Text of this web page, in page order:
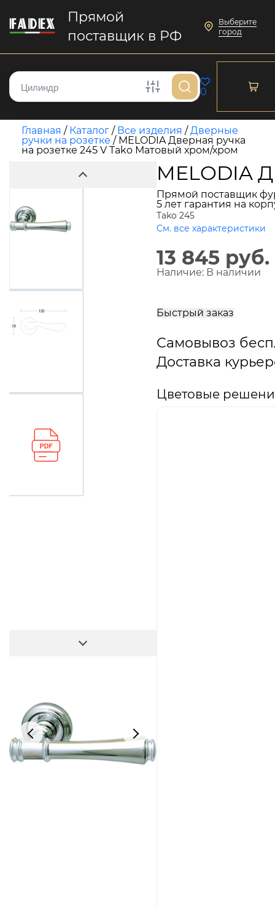
Прямой
поставщик в РФ
Выберите
город
0
Главная / Каталог / Все изделия /Дверные
ручки на розетке / MELODIA Дверная ручка
на розетке 245 V Tako Матовый хром/хром
MELODIA
Прямой поставщик
5 лет гарантия на
Tako 245
См. все характеристики
13 845 руб.
Наличие: В наличии
Быстрый заказ
Самовывоз
Доставка
Цветовые